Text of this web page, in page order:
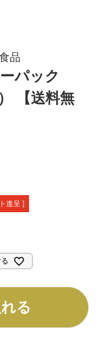
品
パック
【送料無
進呈 ]
る